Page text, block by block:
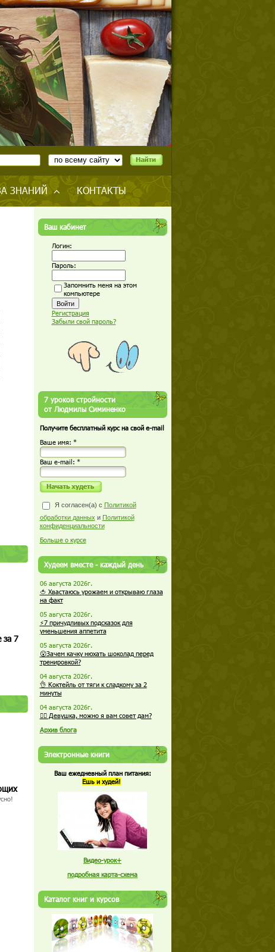
ЗНАНИЙ КОНТАКТЫ
за 7
Ваш кабинет
Логин:
Пароль:
Запомнить меня на этом
компьютере
Регистрация
Забыли свой пароль?
7 уроков стройности
от Людмилы Симиненко
Получите бесплатный курс на свой e-mail
Ваше имя: *
Ваш е-mail: *
Я согласен(а) с Политикой
обработки данных и Политикой
конфиденциальности
Больше о курсе
Худеем вместе - каждый день
06 августа 2026г.
🍅 Хвастаюсь урожаем и открываю глаза
на факт
05 августа 2026г.
⚡7 причудливых подсказок для
уменьшения аппетита
05 августа 2026г.
😮Зачем качку нюхать шоколад перед
тренировкой?
04 августа 2026г.
👌 Коктейль от тяги к сладкому за 2
минуты
04 августа 2026г.
🏋️‍♀️ Девушка, можно я вам совет дам?
Архив блога
Электронные книги
Ваш ежедневный план питания:
Ешь и худей!
Видео-урок+
подробная карта-схема
Каталог книг и курсов